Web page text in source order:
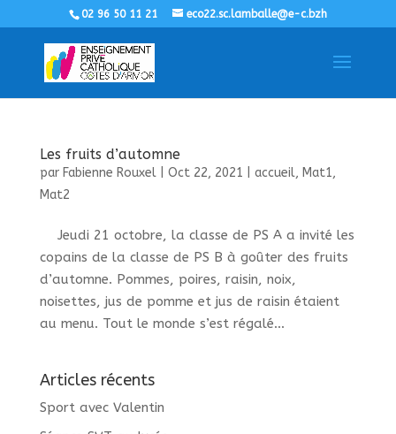
02 96 50 11 21 eco22.sc.lamballe@e-c.bzh
Les fruits d’automne
par Fabienne Rouxel| Oct 22, 2021 accueil, Mat1,
Mat2
Jeudi 21 octobre, la classe de PS A a invité les
copains de la classe de PS B à goûter des fruits
d’automne. Pommes, poires, raisin, noix,
noisettes, jus de pomme et jus de raisin étaient
au menu. Tout le monde s’est régalé...
Articles récents
Sport avec Valentin